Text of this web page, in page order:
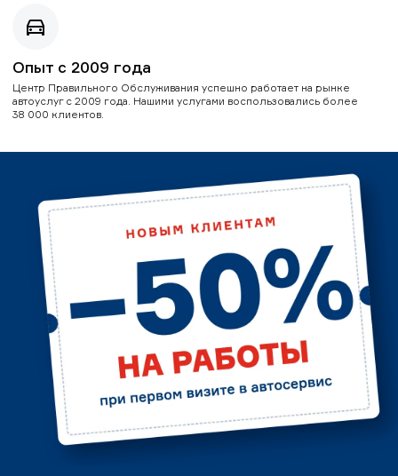
Опыт с 2009 года
Центр Правильного Обслуживания успешно работает на рынке
автоуслуг с 2009 года. Нашими услугами воспользовались более
38 000 клиентов.